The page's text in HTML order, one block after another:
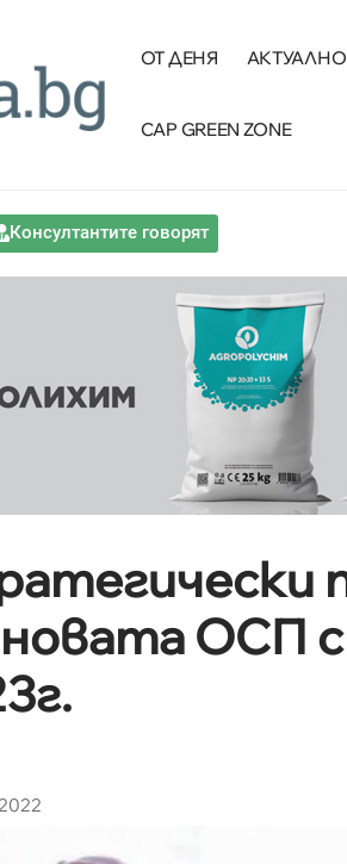
ОТ ДЕНЯ АКТУАЛНО
CAP GREEN ZONE
Консултантите говорят
ОСП